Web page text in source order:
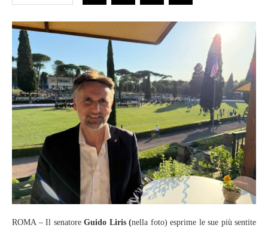
ROMA – Il senatore Guido Liris (nella foto) esprime le sue più sentite